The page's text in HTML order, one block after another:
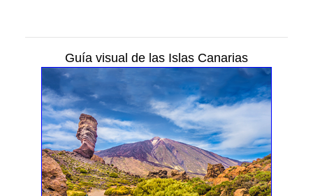
Guía visual de las Islas Canarias